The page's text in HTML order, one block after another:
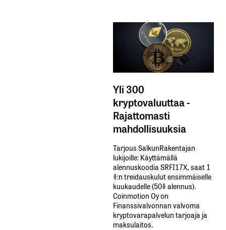
Yli 300
kryptovaluuttaa -
Rajattomasti
mahdollisuuksia
Tarjous SalkunRakentajan
lukijoille: Käyttämällä​ ​
alennuskoodia​ ​SRFI17X,​ ​saat​ ​1
%:n treidauskulut​ ​ensimmäiselle​ ​
kuukaudelle​ ​(50%​ ​alennus).
Coinmotion Oy on
Finanssivalvonnan valvoma
kryptovarapalvelun tarjoaja ja
maksulaitos.